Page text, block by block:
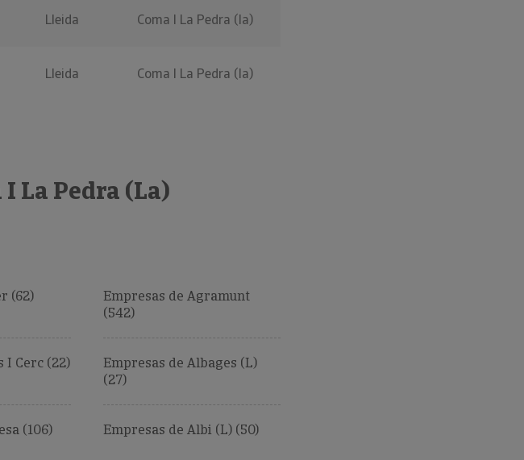
Lleida Coma I La Pedra (la)
Lleida Coma I La Pedra (la)
La Pedra (La)
(62)
Empresas de Agramunt
(542)
I Cerc (22)
Empresas de Albages (L)
(27)
(106) Empresas de Albi (L) (50)